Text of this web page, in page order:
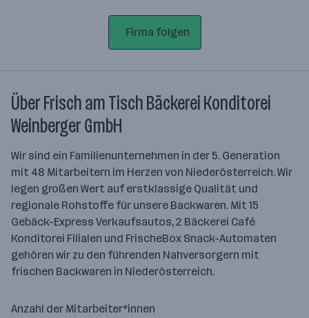
Firma folgen
Über Frisch am Tisch Bäckerei Konditorei
Weinberger GmbH
Wir sind ein Familienunternehmen in der 5. Generation
mit 48 Mitarbeitern im Herzen von Nieder­österreich. Wir
legen großen Wert auf erstklassige Qualität und
regionale Rohstoffe für unsere Back­waren. Mit 15
Gebäck-Express Verkaufsautos, 2 Bäckerei Café
Konditorei Filialen und FrischeBox Snack-Automaten
gehören wir zu den führenden Nahversorgern mit
frischen Backwaren in Nieder­österreich.
Anzahl der Mitarbeiter*innen